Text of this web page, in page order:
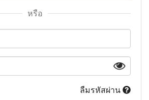
หรือ
ลืมรหัสผ่าน